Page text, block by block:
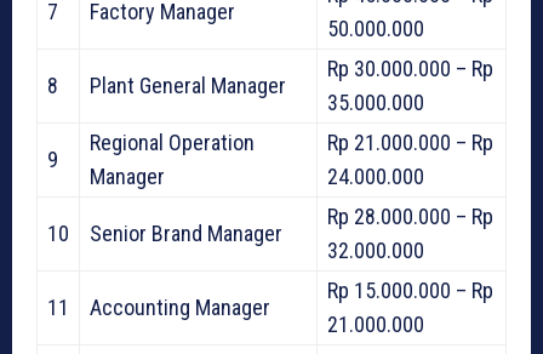
7 Factory Manager
50.000.000
8 Plant General Manager
Rp 30.000.000 – Rp
35.000.000
9
Regional Operation
Manager
Rp 21.000.000 – Rp
24.000.000
10 Senior Brand Manager
Rp 28.000.000 – Rp
32.000.000
11 Accounting Manager
Rp 15.000.000 – Rp
21.000.000